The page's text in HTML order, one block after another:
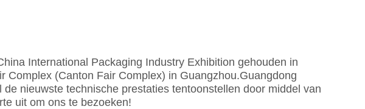
International Packaging Industry Exhibition gehouden in
Complex (Canton Fair Complex) in Guangzhou.Guangdong
nieuwste technische prestaties tentoonstellen door middel van
uit om ons te bezoeken!